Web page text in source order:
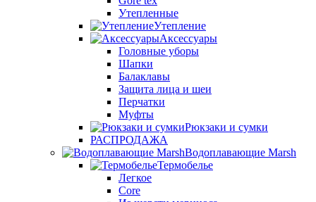
Утепленные
Утепление
Аксессуары
Головные уборы
Шапки
Балаклавы
Защита лица и шеи
Перчатки
Муфты
Рюкзаки и сумки
РАСПРОДАЖА
Водоплавающие Marsh
Термобелье
Легкое
Core